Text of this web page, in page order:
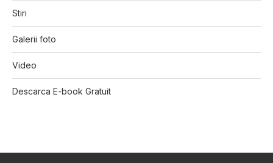
Stiri
Galerii foto
Video
Descarca E-book Gratuit